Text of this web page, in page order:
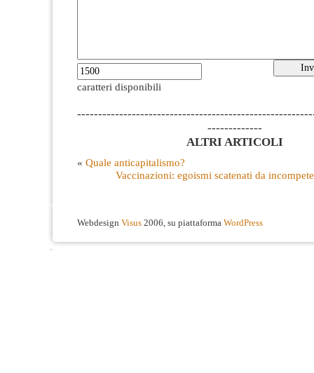
caratteri disponibili
-------------
ALTRI ARTICOLI
« Quale anticapitalismo?
Vaccinazioni: egoismi scatenati da
Webdesign Visus 2006, su piattaforma WordPress